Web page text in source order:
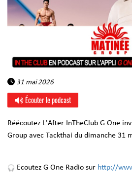
31 mai 2026
Écouter le podcast
Réécoutez L'After InTheClub G One
Group avec Tackthai du dimanche 31
Ecoutez G One Radio sur http://